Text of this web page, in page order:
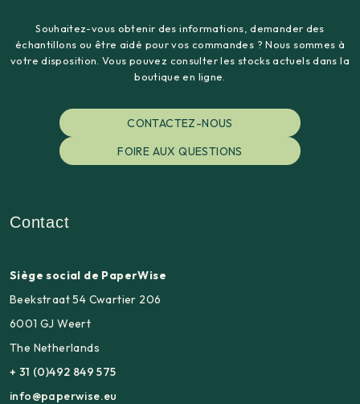
Souhaitez-vous obtenir des informations, demander des
échantillons ou être aidé pour vos commandes ? Nous sommes à
votre disposition. Vous pouvez consulter les stocks actuels dans la
boutique en ligne.
CONTACTEZ-NOUS
FOIRE AUX QUESTIONS
Contact
Siège social de PaperWise
Beekstraat 54 Cwartier 206
6001 GJ Weert
The Netherlands
+ 31 (0)492 849 575
info@paperwise.eu